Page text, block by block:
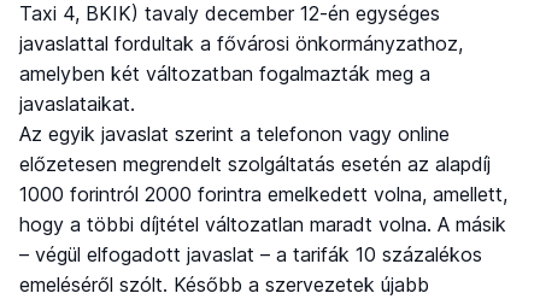
Taxi 4, BKIK) tavaly december 12-én egységes
javaslattal fordultak a fővárosi önkormányzathoz,
amelyben két változatban fogalmazták meg a
javaslataikat.
Az egyik javaslat szerint a telefonon vagy online
előzetesen megrendelt szolgáltatás esetén az alapdíj
1000 forintról 2000 forintra emelkedett volna, amellett,
hogy a többi díjtétel változatlan maradt volna. A másik
– végül elfogadott javaslat – a tarifák 10 százalékos
emeléséről szólt. Később a szervezetek újabb